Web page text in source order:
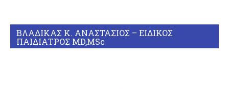
ΒΛΑΔΙΚΑΣ Κ. ΑΝΑΣΤΑΣΙΟΣ – ΕΙΔΙΚΟΣ
ΠΑΙΔΙΑΤΡΟΣ MD,MSc